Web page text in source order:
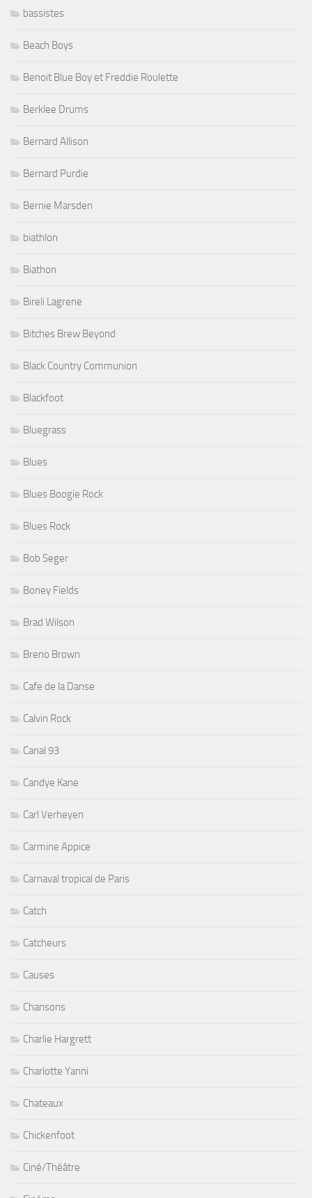
bassistes
Beach Boys
Benoit Blue Boy et Freddie Roulette
Berklee Drums
Bernard Allison
Bernard Purdie
Bernie Marsden
biathlon
Biathon
Bireli Lagrene
Bitches Brew Beyond
Black Country Communion
Blackfoot
Bluegrass
Blues
Blues Boogie Rock
Blues Rock
Bob Seger
Boney Fields
Brad Wilson
Breno Brown
Cafe de la Danse
Calvin Rock
Canal 93
Candye Kane
Carl Verheyen
Carmine Appice
Carnaval tropical de Paris
Catch
Catcheurs
Causes
Chansons
Charlie Hargrett
Charlotte Yanni
Chateaux
Chickenfoot
Ciné/Théâtre